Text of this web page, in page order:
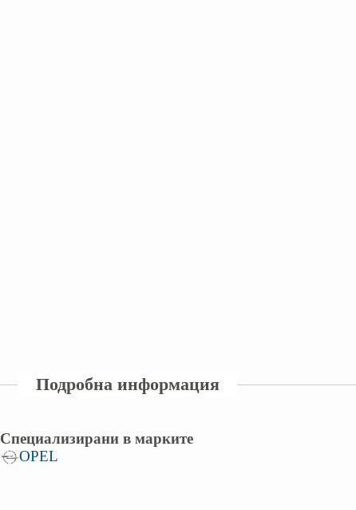
Подробна информация
Специализирани в марките
OPEL